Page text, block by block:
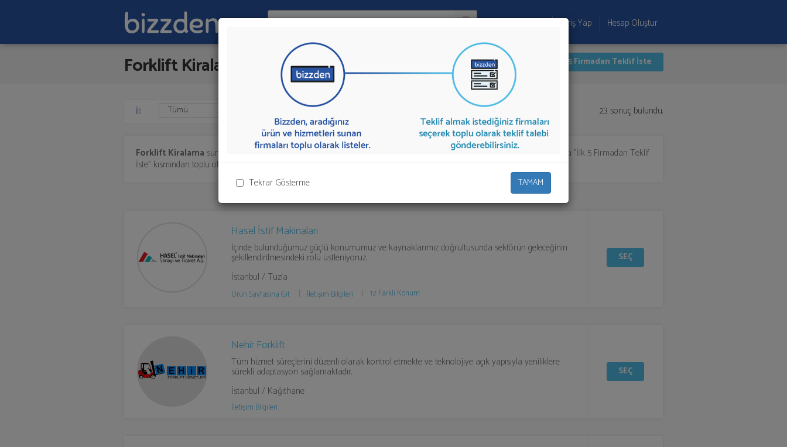
Tekrar Gösterme TAMAM
Ara:
Firma Ekle Giriş Yap Hesap Oluştur
Forklift Kiralama İlk 5 Firmadan Teklif İste
İl: 23 sonuç bulundu.
Forklift Kiralama sunan firmalar aşağıda listelenmektedir.Forklift Kiralama
teklifi almak için listeden seçim yapıp ya da "İlk 5 Firmadan Teklif
İste" kısmından toplu olarak teklif talebinizi firmalara aktarabilirsiniz.
Hasel İstif Makinaları
İçinde bulunduğumuz güçlü konumumuz ve kaynaklarımız doğrultusunda sektörün geleceğinin
şekillendirilmesindeki rolü üstleniyoruz.
İstanbul / Tuzla
Ürün Sayfasına Git İletişim Bilgileri 12 Farklı Konum
SEÇ
Nehir Forklift
Tüm hizmet süreçlerini düzenli olarak kontrol etmekte ve teknolojiye açık yapısıyla yeniliklere
sürekli adaptasyon sağlamaktadır.
İstanbul / Kağıthane
İletişim Bilgileri
SEÇ